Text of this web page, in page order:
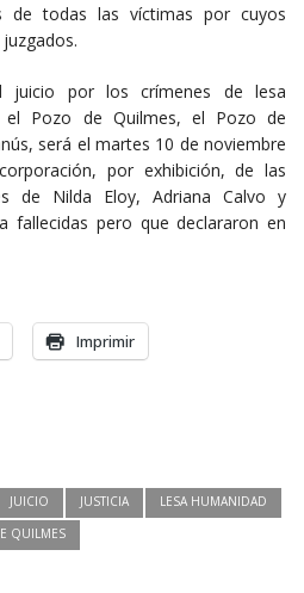
de todas las víctimas por cuyos
juicio por los crímenes de lesa
el Pozo de Quilmes, el Pozo de
será el martes 10 de noviembre
por exhibición, de las
de Nilda Eloy, Adriana Calvo y
fallecidas pero que declararon en
Imprimir
JUICIO JUSTICIA
LESA HUMANIDAD
QUILMES